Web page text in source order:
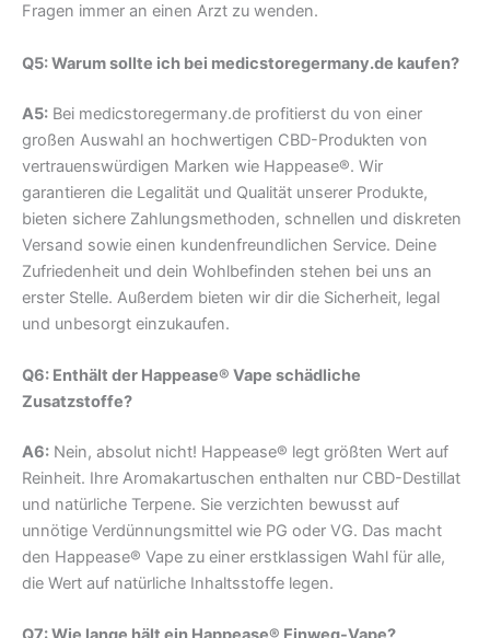
Fragen immer an einen Arzt zu wenden.
Q5: Warum sollte ich bei medicstoregermany.de kaufen?
A5: Bei medicstoregermany.de profitierst du von einer
großen Auswahl an hochwertigen CBD-Produkten von
vertrauenswürdigen Marken wie Happease®. Wir
garantieren die Legalität und Qualität unserer Produkte,
bieten sichere Zahlungsmethoden, schnellen und diskreten
Versand sowie einen kundenfreundlichen Service. Deine
Zufriedenheit und dein Wohlbefinden stehen bei uns an
erster Stelle. Außerdem bieten wir dir die Sicherheit, legal
und unbesorgt einzukaufen.
Q6: Enthält der Happease® Vape schädliche
Zusatzstoffe?
A6: Nein, absolut nicht! Happease® legt größten Wert auf
Reinheit. Ihre Aromakartuschen enthalten nur CBD-Destillat
und natürliche Terpene. Sie verzichten bewusst auf
unnötige Verdünnungsmittel wie PG oder VG. Das macht
den Happease® Vape zu einer erstklassigen Wahl für alle,
die Wert auf natürliche Inhaltsstoffe legen.